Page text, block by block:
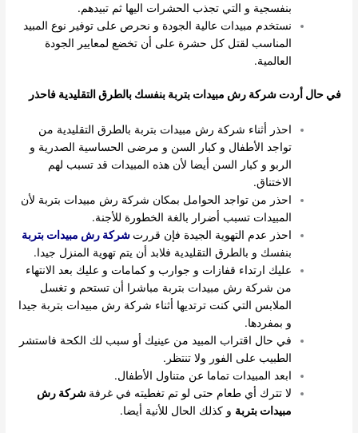
بنفسجية و التي تجذب الحشرات اليها ثم تبيدهم.
نستخدم مبيدات عالية الجودة و نحرص على توفير نوع المبيد
المناسب لقتل كل حشرة على أن تخضع لمعايير الجودة
العالمية.
في حال أردت شركة رش مبيدات بتربة بنفسك بالطرق التقليدية فاحذر
احذر أثناء شركة رش مبيدات بتربة بالطرق التقليدية من
تواجد الأطفال و كبار السن و مرضى الحساسية الصدرية و
الربو و كبار السن أيضا لأن هذه المبيدات قد تسبب لهم
الاختناق.
احذر من تواجد الحوامل بمكان شركة رش مبيدات بتربة لأن
المبيدات تسبب أضرار بالغة الخطورة للأجنة.
احذر عدم التهوية الجيدة فإن قررت شركة رش مبيدات بتربة
بنفسك و بالطرق التقليدية فلابد أن يتم تهوية المنزل جيدا.
عليك ارتداء قفازات و جوارب و كمامات و عليك بعد الانتهاء
من شركة رش مبيدات بتربة مباشرا أن تستحم و تغسل
الملابس التي كنت ترتديها أثناء شركة رش مبيدات بتربة جيدا
و بمفردها.
في حال اقتراب المبيد من عينيك أو سبب لك الكحة فاستشر
الطبيب على الفور ولا تنتظر.
ابعد المبيدات تماما عن متناول الأطفال.
لا تترك أي طعام حتى لو تم تغطيته في غرفة شركة رش
مبيدات بتربة و كذلك الحال للأنية أيضا.